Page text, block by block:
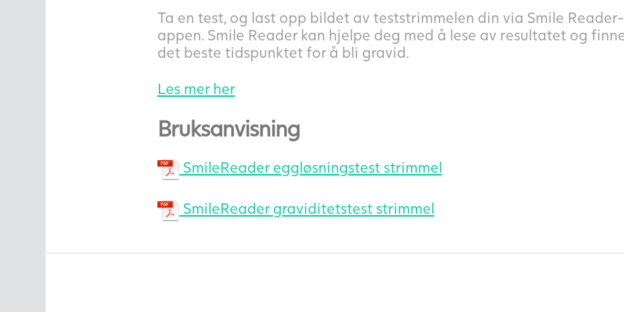
Ta en test, og last opp bildet av teststrimmelen din via Smile Reader-
appen. Smile Reader kan hjelpe deg med å lese av resultatet og
det beste tidspunktet for å bli gravid.
Les mer her
Bruksanvisning
SmileReader eggløsningstest strimmel
SmileReader graviditetstest strimmel